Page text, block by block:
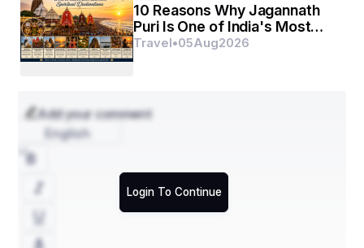
10 Reasons Why Jagannath
Puri Is One of India's Most
Beautiful Spiritual
Travel•05Aug2026
Add your comment
Login To Continue
English